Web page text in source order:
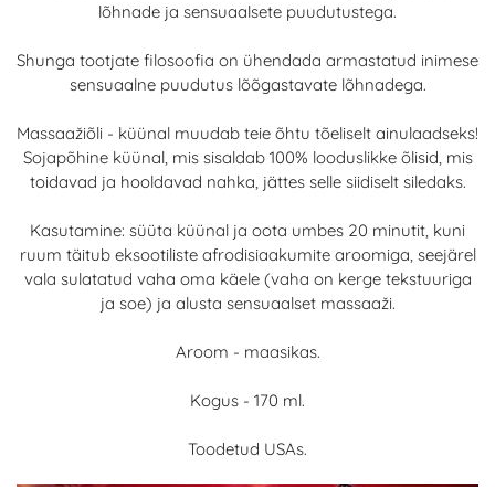
lõhnade ja sensuaalsete puudutustega.
Shunga tootjate filosoofia on ühendada armastatud inimese
sensuaalne puudutus lõõgastavate lõhnadega.
Massaažiõli - küünal muudab teie õhtu tõeliselt ainulaadseks!
Sojapõhine küünal, mis sisaldab 100% looduslikke õlisid, mis
toidavad ja hooldavad nahka, jättes selle siidiselt siledaks.
Kasutamine: süüta küünal ja oota umbes 20 minutit, kuni
ruum täitub eksootiliste afrodisiaakumite aroomiga, seejärel
vala sulatatud vaha oma käele (vaha on kerge tekstuuriga
ja soe) ja alusta sensuaalset massaaži.
Aroom - maasikas.
Kogus - 170 ml.
Toodetud USAs.